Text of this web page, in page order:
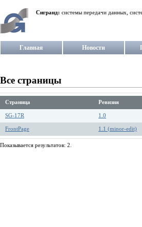
Сигранд: системы передачи данных,
Главная Новости
Все страницы
Страница Ревизия
SG-17R 1.0
FrontPage 1.1 (minor-edit)
Показывается результатов: 2.